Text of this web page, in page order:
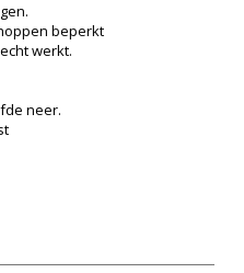
beperkt
werkt.
neer.